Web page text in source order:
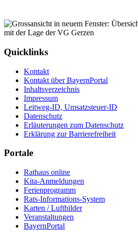
Quicklinks
Kontakt
Kontakt über BayernPortal
Inhaltsverzeichnis
Impressum
Leitweg-ID, Umsatzsteuer-ID
Datenschutz
Erläuterungen zum Datenschutz
Erklärung zur Barrierefreiheit
Portale
Rathaus online
Kita-Anmeldungen
Ferienprogramm
Rats-Informations-System
Karten / Luftbilder
Veranstaltungen
BayernPortal